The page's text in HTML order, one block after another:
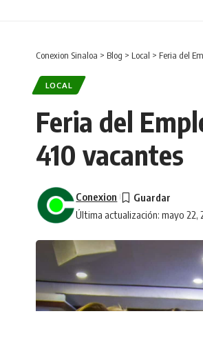
Conexion Sinaloa > Blog > Local > Feria del
LOCAL
Feria del
410 vacantes
Última actualización: mayo 22,
Conexion